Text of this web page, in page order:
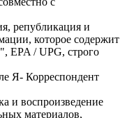
републикация и
которое содержит
EPA / UPG, строго
Я- Корреспондент
и воспроизведение
материалов,